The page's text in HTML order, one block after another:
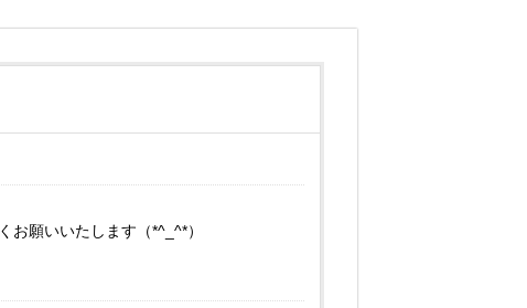
願いいたします（*^_^*）